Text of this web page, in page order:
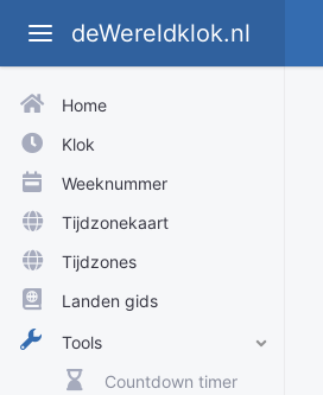
deWereldklok.nl
Home
Klok
Weeknummer
Tijdzonekaart
Tijdzones
Landen gids
Tools
Countdown timer